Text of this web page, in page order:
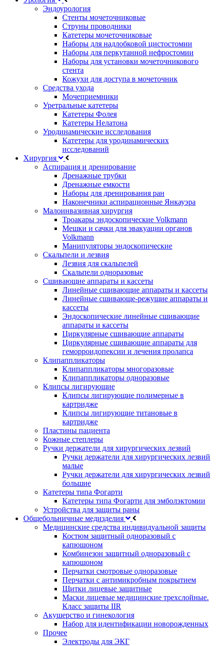
Эндоурология
Стенты мочеточниковые
Струны проводники
Катетеры мочеточниковые
Наборы для надлобковой цистостомии
Наборы для перкутанной нефростомии
Наборы для установки мочеточникового
стента
Кожухи для доступа в мочеточник
Средства ухода
Мочеприемники
Уретральные катетеры
Катетеры Фолея
Катетеры Нелатона
Уродинамические исследования
Катетеры для уродинамических
исследований
Хирургия
Аспирация и дренирование
Дренажные трубки
Дренажные емкости
Наборы для дренирования ран
Наконечники аспирационные Янкауэра
Малоинвазивная хирургия
Троакары эндоскопические Volkmann
Мешки и сачки для эвакуации органов
Volkmann
Манипуляторы эндоскопические
Скальпели и лезвия
Лезвия для скальпелей
Скальпели одноразовые
Сшивающие аппараты и кассеты
Линейные сшивающие аппараты и кассеты
Линейные сшивающе-режущие аппараты и
кассеты
Эндоскопические линейные сшивающие
аппараты и кассеты
Циркулярные сшивающие аппараты
Циркулярные сшивающие аппараты для
геморроидопексии и лечения пролапса
Клипаппликаторы
Клипаппликаторы многоразовые
Клипаппликаторы одноразовые
Клипсы лигирующие
Клипсы лигирующие полимерные в
картридже
Клипсы лигирующие титановые в
картридже
Пластины пациента
Кожные степлеры
Ручки держатели для хирургических лезвий
Ручки держатели для хирургических лезвий
малые
Ручки держатели для хирургических лезвий
большие
Катетеры типа Фогарти
Катетеры типа Фогарти для эмболэктомии
Устройства для защиты раны
Общебольничные медизделия
Медицинские средства индивидуальной защиты
Костюм защитный одноразовый с
капюшоном
Комбинезон защитный одноразовый с
капюшоном
Перчатки смотровые одноразовые
Перчатки с антимикробным покрытием
Щитки лицевые защитные
Маски лицевые медицинские трехслойные.
Класс защиты IIR
Акушерство и гинекология
Набор для идентификации новорожденных
Прочее
Электроды для ЭКГ